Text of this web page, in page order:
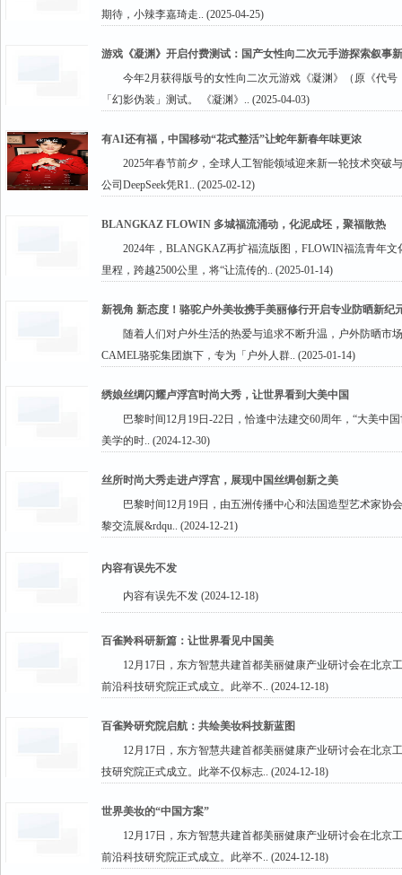
期待，小辣李嘉琦走.. (2025-04-25)
游戏《凝渊》开启付费测试：国产女性向二次元手游探索叙事
今年2月获得版号的女性向二次元游戏《凝渊》（原《代
「幻影伪装」测试。 《凝渊》.. (2025-04-03)
​有AI还有福，中国移动“花式整活”让蛇年新春年味更浓
2025年春节前夕，全球人工智能领域迎来新一轮技术突破
公司DeepSeek凭R1.. (2025-02-12)
BLANGKAZ FLOWIN 多城福流涌动，化泥成坯，聚福散热
2024年，BLANGKAZ再扩福流版图，FLOWIN福流青年
里程，跨越2500公里，将“让流传的.. (2025-01-14)
新视角 新态度！骆驼户外美妆携手美丽修行开启专业防晒新纪
随着人们对户外生活的热爱与追求不断升温，户外防晒市
CAMEL骆驼集团旗下，专为「户外人群.. (2025-01-14)
绣娘丝绸闪耀卢浮宫时尚大秀，让世界看到大美中国
巴黎时间12月19日-22日，恰逢中法建交60周年，“大美中
美学的时.. (2024-12-30)
丝所时尚大秀走进卢浮宫，展现中国丝绸创新之美
巴黎时间12月19日，由五洲传播中心和法国造型艺术家
黎交流展&rdqu.. (2024-12-21)
内容有误先不发
内容有误先不发 (2024-12-18)
百雀羚科研新篇：让世界看见中国美
12月17日，东方智慧共建首都美丽健康产业研讨会在北
前沿科技研究院正式成立。此举不.. (2024-12-18)
百雀羚研究院启航：共绘美妆科技新蓝图
12月17日，东方智慧共建首都美丽健康产业研讨会在北
技研究院正式成立。此举不仅标志.. (2024-12-18)
世界美妆的“中国方案”
12月17日，东方智慧共建首都美丽健康产业研讨会在北
前沿科技研究院正式成立。此举不.. (2024-12-18)